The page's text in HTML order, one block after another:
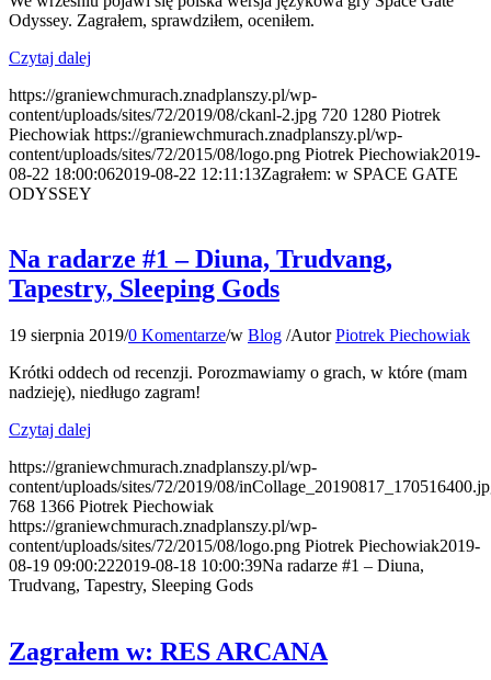
Odyssey. Zagrałem, sprawdziłem, oceniłem.
Czytaj dalej
https://graniewchmurach.znadplanszy.pl/wp-
content/uploads/sites/72/2019/08/ckanl-2.jpg 720 1280 Piotrek
Piechowiak https://graniewchmurach.znadplanszy.pl/wp-
content/uploads/sites/72/2015/08/logo.png Piotrek Piechowiak2019-
08-22 18:00:062019-08-22 12:11:13Zagrałem: w SPACE GATE
ODYSSEY
Na radarze #1 – Diuna, Trudvang,
Tapestry, Sleeping Gods
19 sierpnia 2019/0 Komentarze/w Blog /AutorPiotrek Piechowiak
Krótki oddech od recenzji. Porozmawiamy o grach, w które (mam
nadzieję), niedługo zagram!
Czytaj dalej
https://graniewchmurach.znadplanszy.pl/wp-
content/uploads/sites/72/2019/08/
768 1366 Piotrek Piechowiak
https://graniewchmurach.znadplanszy.pl/wp-
content/uploads/sites/72/2015/08/logo.png Piotrek Piechowiak2019-
08-19 09:00:222019-08-18 10:00:39Na radarze #1 – Diuna,
Trudvang, Tapestry, Sleeping Gods
Zagrałem w: RES ARCANA